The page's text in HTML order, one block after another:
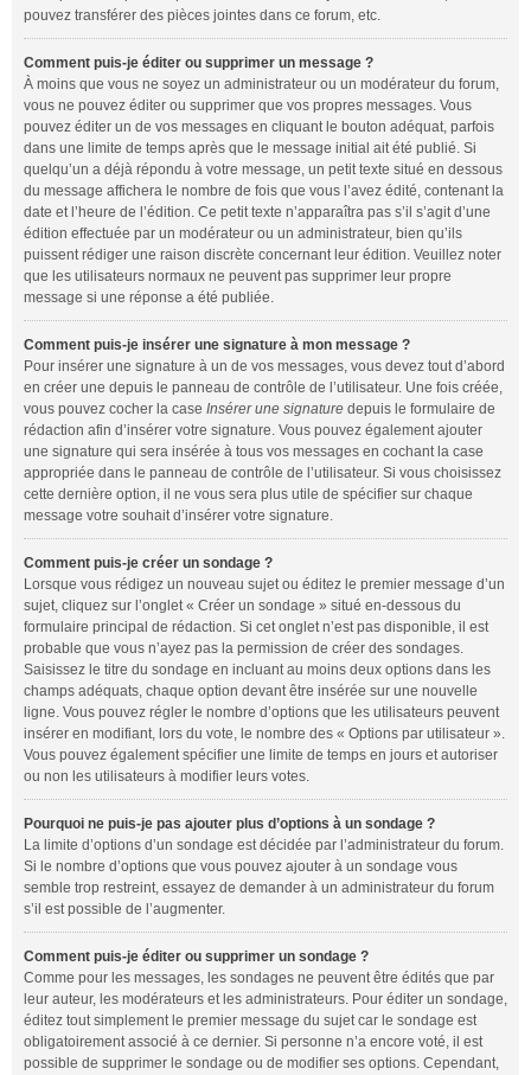
pouvez transférer des pièces jointes dans ce forum, etc.
Comment puis-je éditer ou supprimer un message ?
À moins que vous ne soyez un administrateur ou un modérateur du forum,
vous ne pouvez éditer ou supprimer que vos propres messages. Vous
pouvez éditer un de vos messages en cliquant le bouton adéquat, parfois
dans une limite de temps après que le message initial ait été publié. Si
quelqu’un a déjà répondu à votre message, un petit texte situé en dessous
du message affichera le nombre de fois que vous l’avez édité, contenant la
date et l’heure de l’édition. Ce petit texte n’apparaîtra pas s’il s’agit d’une
édition effectuée par un modérateur ou un administrateur, bien qu’ils
puissent rédiger une raison discrète concernant leur édition. Veuillez noter
que les utilisateurs normaux ne peuvent pas supprimer leur propre
message si une réponse a été publiée.
Comment puis-je insérer une signature à mon message ?
Pour insérer une signature à un de vos messages, vous devez tout d’abord
en créer une depuis le panneau de contrôle de l’utilisateur. Une fois créée,
vous pouvez cocher la case Insérer une signature depuis le formulaire de
rédaction afin d’insérer votre signature. Vous pouvez également ajouter
une signature qui sera insérée à tous vos messages en cochant la case
appropriée dans le panneau de contrôle de l’utilisateur. Si vous choisissez
cette dernière option, il ne vous sera plus utile de spécifier sur chaque
message votre souhait d’insérer votre signature.
Comment puis-je créer un sondage ?
Lorsque vous rédigez un nouveau sujet ou éditez le premier message d’un
sujet, cliquez sur l’onglet « Créer un sondage » situé en-dessous du
formulaire principal de rédaction. Si cet onglet n’est pas disponible, il est
probable que vous n’ayez pas la permission de créer des sondages.
Saisissez le titre du sondage en incluant au moins deux options dans les
champs adéquats, chaque option devant être insérée sur une nouvelle
ligne. Vous pouvez régler le nombre d’options que les utilisateurs peuvent
insérer en modifiant, lors du vote, le nombre des « Options par utilisateur ».
Vous pouvez également spécifier une limite de temps en jours et autoriser
ou non les utilisateurs à modifier leurs votes.
Pourquoi ne puis-je pas ajouter plus d’options à un sondage ?
La limite d’options d’un sondage est décidée par l’administrateur du forum.
Si le nombre d’options que vous pouvez ajouter à un sondage vous
semble trop restreint, essayez de demander à un administrateur du forum
s’il est possible de l’augmenter.
Comment puis-je éditer ou supprimer un sondage ?
Comme pour les messages, les sondages ne peuvent être édités que par
leur auteur, les modérateurs et les administrateurs. Pour éditer un sondage,
éditez tout simplement le premier message du sujet car le sondage est
obligatoirement associé à ce dernier. Si personne n’a encore voté, il est
possible de supprimer le sondage ou de modifier ses options. Cependant,